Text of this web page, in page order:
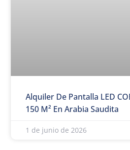
Alquiler De Pantalla LED
150 M² En Arabia Saudita
1 de junio de 2026